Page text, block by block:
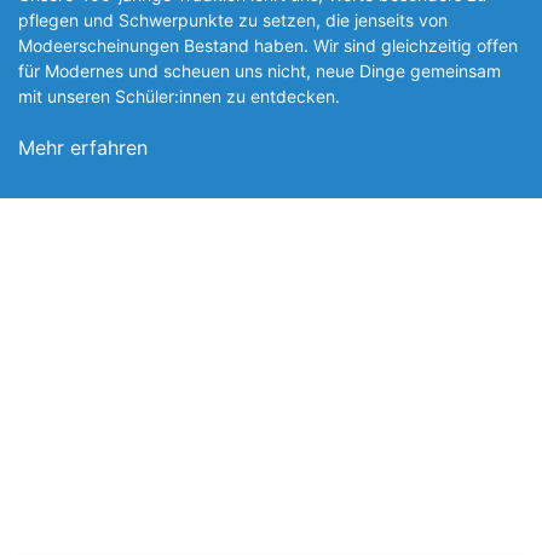
pflegen und Schwerpunkte zu setzen, die jen­seits von
Modeerscheinungen Be­stand haben. Wir sind gleichzeitig offen
für Modernes und scheuen uns nicht, neue Dinge gemeinsam
mit unseren Schüler:innen zu entde­cken.
Mehr erfahren